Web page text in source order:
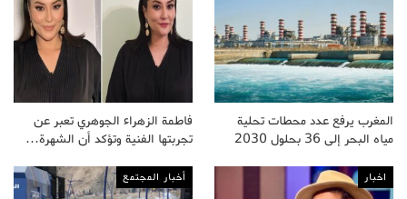
المغرب يرفع عدد محطات تحلية
مياه البحر إلى 36 بحلول 2030
فاطمة الزهراء الجوهري تعبر عن
تجربتها الفنية وتؤكد أن الشهرة…
اخبار أخبار المجتمع